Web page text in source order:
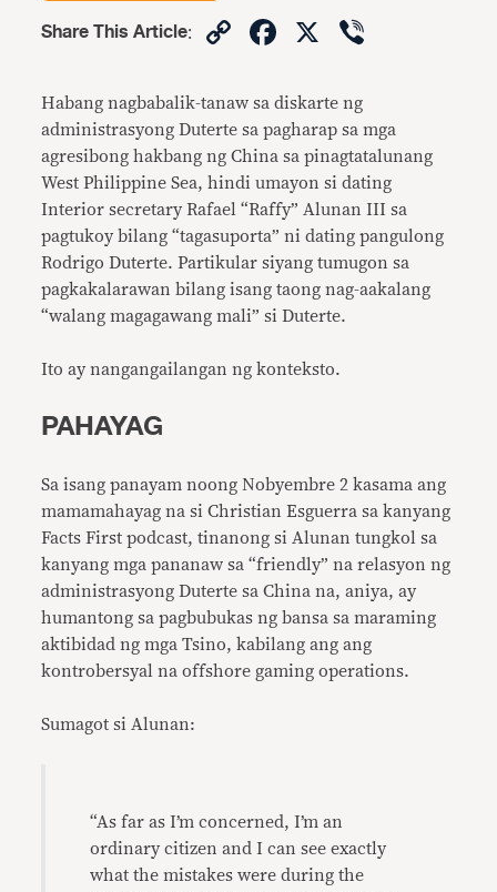
Share This Article: CopyFacebook
X
Habang nagbabalik-tanaw sa diskarte ng
administrasyong Duterte sa pagharap sa mga
agresibong hakbang ng China sa pinagtatalunang
West Philippine Sea, hindi umayon si dating
Interior secretary Rafael “Raffy” Alunan III sa
pagtukoy bilang “tagasuporta” ni dating pangulong
Rodrigo Duterte. Partikular siyang tumugon sa
pagkakalarawan bilang isang taong nag-aakalang
“walang magagawang mali” si Duterte.
Ito ay nangangailangan ng konteksto.
PAHAYAG
Sa isang panayam noong Nobyembre 2 kasama ang
mamamahayag na si Christian Esguerra sa kanyang
Facts First podcast, tinanong si Alunan tungkol sa
kanyang mga pananaw sa “friendly” na relasyon ng
administrasyong Duterte sa China na, aniya, ay
humantong sa pagbubukas ng bansa sa maraming
aktibidad ng mga Tsino, kabilang ang ang
kontrobersyal na offshore gaming operations.
Sumagot si Alunan:
“As far as I’m concerned, I’m an
ordinary citizen and I can see exactly
what the mistakes were during the